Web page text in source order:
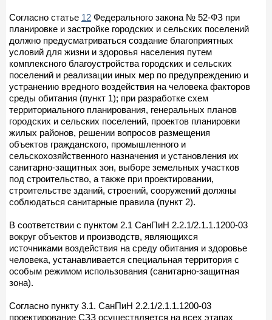
Согласно статье 12 Федерального закона № 52-ФЗ при
планировке и застройке городских и сельских поселений
должно предусматриваться создание благоприятных
условий для жизни и здоровья населения путем
комплексного благоустройства городских и сельских
поселений и реализации иных мер по предупреждению и
устранению вредного воздействия на человека факторов
среды обитания (пункт 1); при разработке схем
территориального планирования, генеральных планов
городских и сельских поселений, проектов планировки
жилых районов, решении вопросов размещения
объектов гражданского, промышленного и
сельскохозяйственного назначения и установления их
санитарно-защитных зон, выборе земельных участков
под строительство, а также при проектировании,
строительстве зданий, строений, сооружений должны
соблюдаться санитарные правила (пункт 2).
В соответствии с пунктом 2.1 СанПиН 2.2.1/2.1.1.1200-03
вокруг объектов и производств, являющихся
источниками воздействия на среду обитания и здоровье
человека, устанавливается специальная территория с
особым режимом использования (санитарно-защитная
зона).
Согласно пункту 3.1. СанПиН 2.2.1/2.1.1.1200-03
проектирование СЗЗ осуществляется на всех этапах